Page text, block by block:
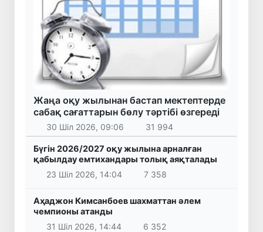
Жаңа оқу жылынан бастап мектептерде
сабақ сағаттарын бөлу тәртібі өзгереді
30 Шіл 2026, 09:06 31 994
Бүгін 2026/2027 оқу жылына арналған
қабылдау емтихандары толық аяқталады
23 Шіл 2026, 14:04
7 358
Аҳаджон Кимсанбоев шахматтан әлем
чемпионы атанды
31 Шіл 2026, 14:44
6 352